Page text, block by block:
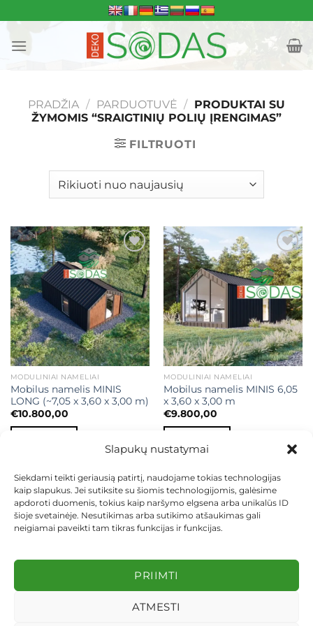
Slapukų nustatymai
Siekdami teikti geriausią patirtį, naudojame tokias technologijas
kaip slapukus. Jei sutiksite su šiomis technologijomis, galėsime
apdoroti duomenis, tokius kaip naršymo elgsena arba unikalūs ID
šioje svetainėje. Nesutikimas arba sutikimo atšaukimas gali
neigiamai paveikti tam tikras funkcijas ir funkcijas.
PRIIMTI
ATMESTI
to
content
PRADŽIA / PARDUOTUVĖ / PRODUKTAI SU
ŽYMOMIS “SRAIGTINIŲ POLIŲ ĮRENGIMAS”
FILTRUOTI
Mėgstamiausias
MODULINIAI NAMELIAI
Mobilus namelis MINIS
LONG (~7,05 x 3,60 x 3,00 m)
€10.800,00
Mėgstamiausias
MODULINIAI NAMELIAI
Mobilus namelis MINIS 6,05
x 3,60 x 3,00 m
€9.800,00
KEITIMAS IR GRĄŽINIMAS
PRIVATUMO POLITIKA
Visos teisės saugomos 2026 ©dekosodas.lt